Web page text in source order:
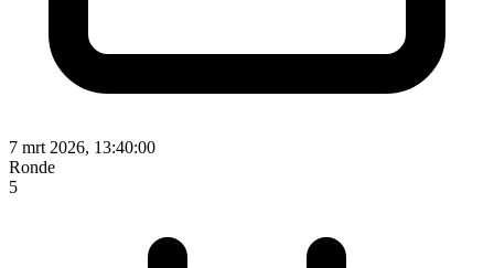
7 mrt 2026, 13:40:00
Ronde
5